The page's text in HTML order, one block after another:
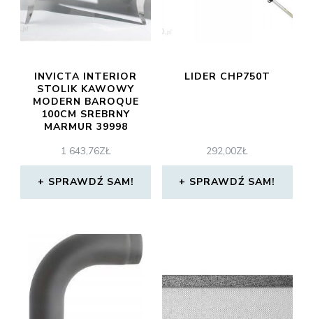
INVICTA INTERIOR
STOLIK KAWOWY
MODERN BAROQUE
100CM SREBRNY
MARMUR 39998
1 643,76ZŁ
SPRAWDŹ SAM!
LIDER CHP750T
292,00ZŁ
SPRAWDŹ SAM!